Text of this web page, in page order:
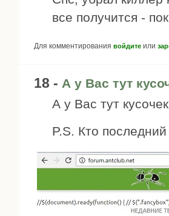
все получится -
Для комментирования войдите или
18 - А у Вас тут
А у Вас тут
P.S. Кто